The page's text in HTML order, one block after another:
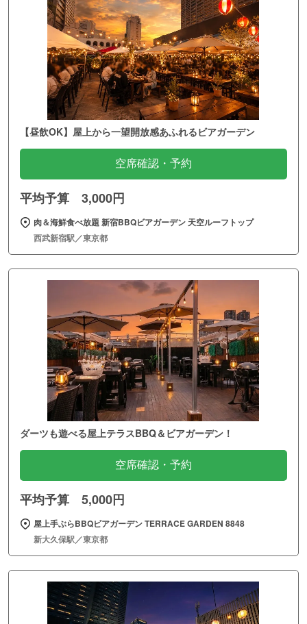
【昼飲OK】屋上から一望開放感あふれるビアガーデン
空席確認・予約
平均予算 3,000円
肉＆海鮮食べ放題 新宿BBQビアガーデン 天空ルーフトップ
西武新宿駅／東京都
ダーツも遊べる屋上テラスBBQ＆ビアガーデン！
空席確認・予約
平均予算 5,000円
屋上手ぶらBBQビアガーデン TERRACE GARDEN 8848
新大久保駅／東京都